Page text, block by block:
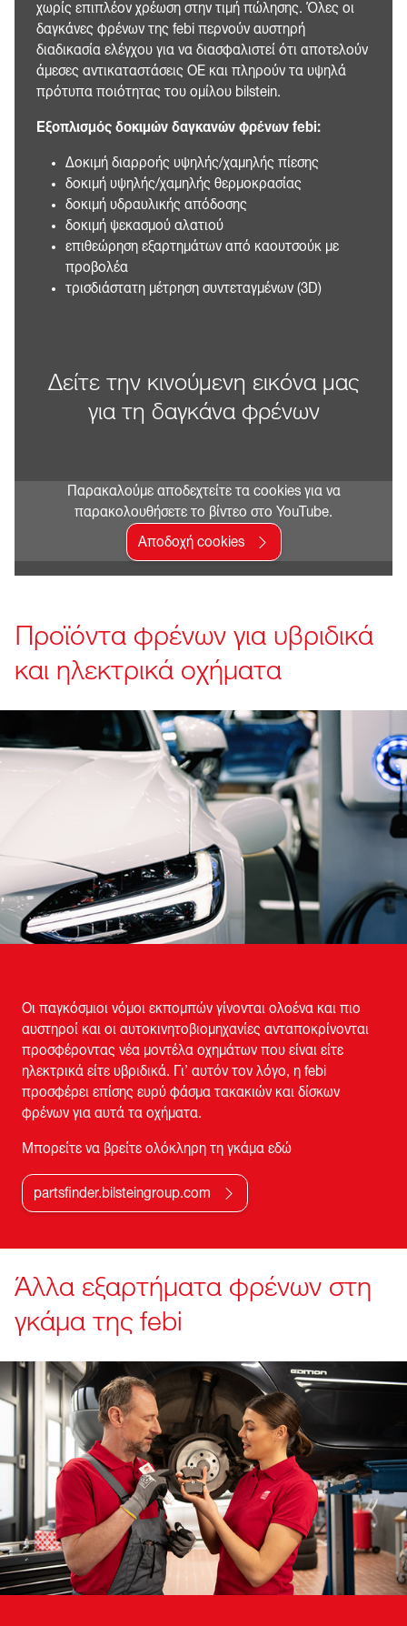
χωρίς επιπλέον χρέωση στην τιμή πώλησης. Όλες οι
δαγκάνες φρένων της febi περνούν αυστηρή
διαδικασία ελέγχου για να διασφαλιστεί ότι αποτελούν
άμεσες αντικαταστάσεις OE και πληρούν τα υψηλά
πρότυπα ποιότητας του ομίλου bilstein.
Εξοπλισμός δοκιμών δαγκανών φρένων febi:
Δοκιμή διαρροής υψηλής/χαμηλής πίεσης
δοκιμή υψηλής/χαμηλής θερμοκρασίας
δοκιμή υδραυλικής απόδοσης
δοκιμή ψεκασμού αλατιού
επιθεώρηση εξαρτημάτων από καουτσούκ με
προβολέα
τρισδιάστατη μέτρηση συντεταγμένων (3D)
Δείτε την κινούμενη εικόνα μας
για τη δαγκάνα φρένων
Παρακαλούμε αποδεχτείτε τα cookies για να
παρακολουθήσετε το βίντεο στο YouTube.
Αποδοχή cookies
Προϊόντα φρένων για υβριδικά
και ηλεκτρικά οχήματα
Οι παγκόσμιοι νόμοι εκπομπών γίνονται ολοένα και πιο
αυστηροί και οι αυτοκινητοβιομηχανίες ανταποκρίνονται
προσφέροντας νέα μοντέλα οχημάτων που είναι είτε
ηλεκτρικά είτε υβριδικά. Γι’ αυτόν τον λόγο, η febi
προσφέρει επίσης ευρύ φάσμα τακακιών και δίσκων
φρένων για αυτά τα οχήματα.
Μπορείτε να βρείτε ολόκληρη τη γκάμα εδώ
partsfinder.bilsteingroup.com
Άλλα εξαρτήματα φρένων στη
γκάμα της febi